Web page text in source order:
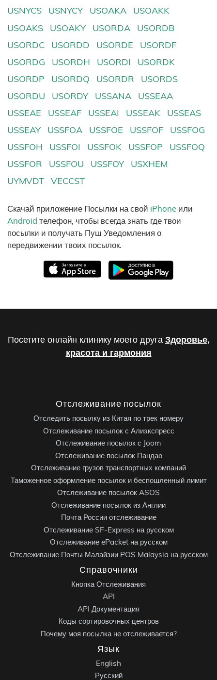
USNYCS
USNYCY USOAKA
USOAKK
USOAKS
USOAKY USORDA
USORDB
USORDC
USORDD USORDE
USORDF
USORDG
USORDH USORDI
USORDK
USORDP
USORDQ USORDR
USORDS
USORDU
USORDY USSANA
USSEAA
USSEAE
USSEAF USSEAI USSEAK
USSEAS
USSEAY
USSFOA USSFOE USSFOF
USSFOG
USSFOH
USSFOI USSFOK USSFOP
USSFOQ
USSFOR
USSFOU USSFOY
USXHEM
UYMVDT
VECCST
Скачай приложение Посылки на свой iPhone или
Android телефон, чтобы всегда знать где твои
посылки и получать Пуш Уведомления о
передвижении твоих посылок.
Посетите онлайн клинику моего друга Здоровье,
красота и гармония
Отслеживание посылок
Отследить посылку из Китая по трек номеру
Отслеживание посылок с Алиэкспресс
Отслеживание посылок с Joom
Отслеживание посылок Пандао
Отслеживание грузов транспортных компаний
Таможенное оформление посылок и беспошленный лимит
Отслеживание посылок ASOS
Отслеживание посылок из Англии
Почта России отслеживание
Отслеживание SF-Express на русском
Отслеживание ePacket на русском
Отслеживание Почты Малайзии POS Malaysia на русском
Справочники
Кнопка Отслеживания
API
API Документация
Коды сортировочных центров
Почему моя посылка не отслеживается?
Язык
English
Русский